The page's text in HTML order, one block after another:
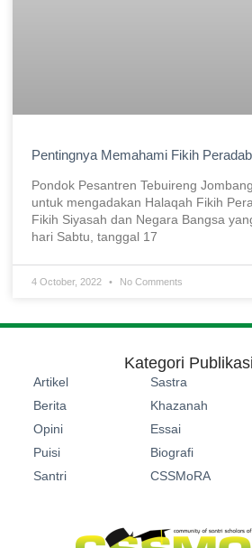
Pentingnya Memahami Fikih
Pondok Pesantren Tebuireng
untuk mengadakan Halaqah Fikih
Fikih Siyasah dan Negara Bangsa
hari Sabtu, tanggal 17
4 October, 2022 No Comments
Kategori Publikasi
Artikel
Berita
Opini
Puisi
Santri
Sastra
Khazanah
Essai
Biografi
CSSMoRA